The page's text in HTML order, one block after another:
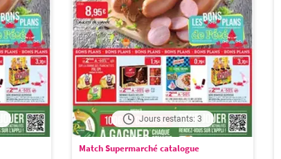
Jours restants: 3
Match Supermarché catalogue